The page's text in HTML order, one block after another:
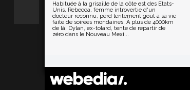
Habituée à la grisaille de la côte est des Etats-
Unis, Rebecca, femme introvertie d'un
docteur reconnu, perd lentement goût à sa vie
faite de soirées mondaines. À plus de 4000km
de là, Dylan, ex-tolard, tente de repartir de
zéro dans le Nouveau Mexi...